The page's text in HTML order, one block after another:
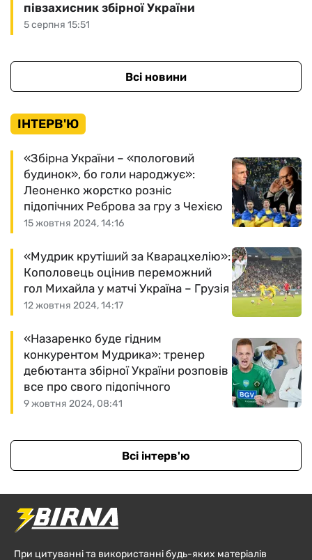
5 серпня 15:51
півзахисник збірної України
Всі новини
ІНТЕРВ'Ю
15 жовтня 2024, 14:16
«Збірна України – «пологовий
будинок», бо голи народжує»:
Леоненко жорстко розніс
підопічних Реброва за гру з Чехією
12 жовтня 2024, 14:17
«Мудрик крутіший за Кварацхелію»:
Кополовець оцінив переможний
гол Михайла у матчі Україна – Грузія
9 жовтня 2024, 08:41
«Назаренко буде гідним
конкурентом Мудрика»: тренер
дебютанта збірної України розповів
все про свого підопічного
Всі інтерв'ю
При цитуванні та використанні будь-яких матеріалів